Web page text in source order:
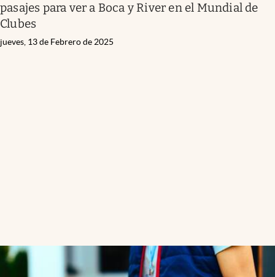
pasajes para ver a Boca y River en el Mundial de
Clubes
jueves, 13 de Febrero de 2025